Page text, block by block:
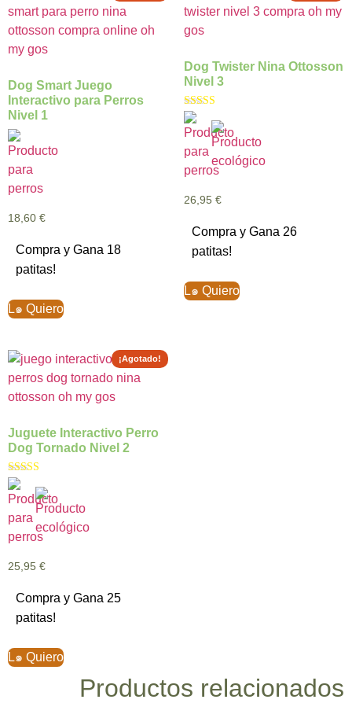
Dog Smart Juego
Interactivo para Perros
Nivel 1
18,60 €
Compra y Gana 18
patitas!
L๑ Quiero
Dog Twister Nina Ottosson
Nivel 3
Valorado con
5.00
de 5
26,95 €
Compra y Gana 26
patitas!
L๑ Quiero
Juguete Interactivo Perro
Dog Tornado Nivel 2
Valorado con
5.00
de 5
25,95 €
Compra y Gana 25
patitas!
L๑ Quiero
¡Agotado!
Productos relacionados